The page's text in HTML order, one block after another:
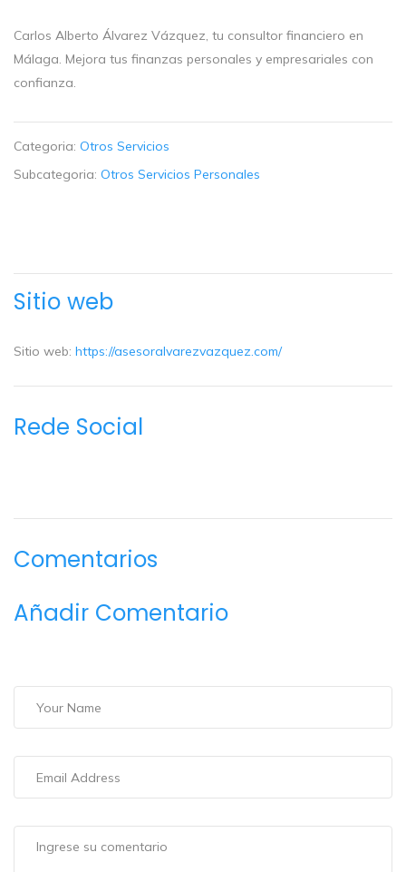
Carlos Alberto Álvarez Vázquez, tu consultor financiero en
Málaga. Mejora tus finanzas personales y empresariales con
confianza.
Categoria: Otros Servicios
Subcategoria: Otros Servicios Personales
Sitio web
Sitio web: https://asesoralvarezvazquez.com/
Rede Social
Comentarios
Añadir Comentario